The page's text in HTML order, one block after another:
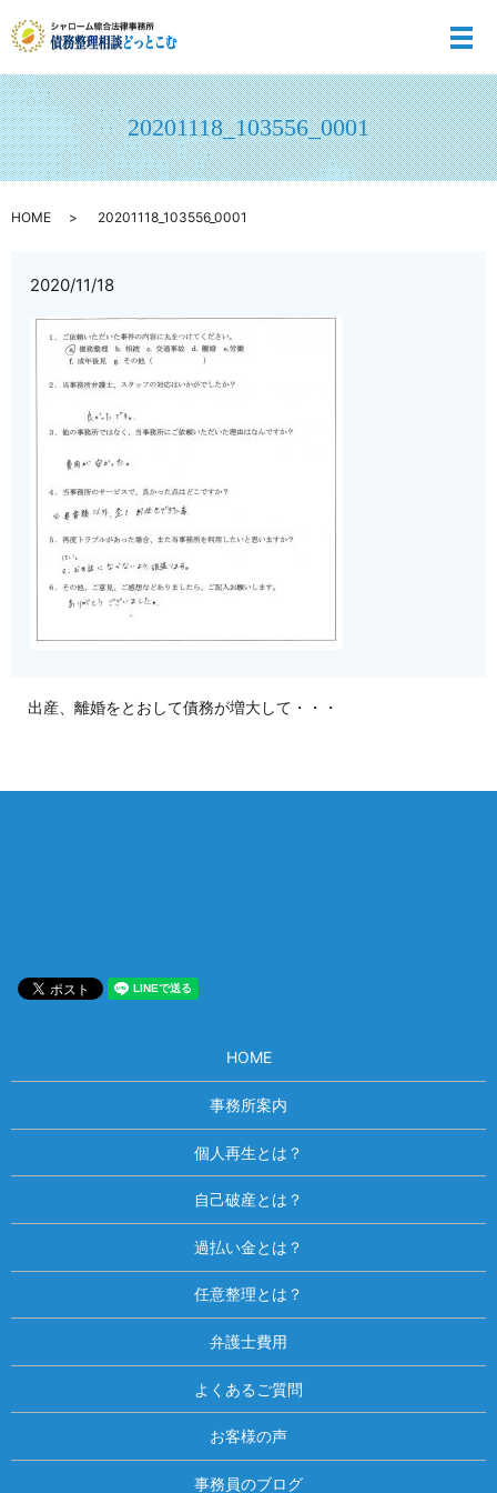
メ
20201118_103556_0001
HOME 20201118_103556_0001
2020/11/18
出産、離婚をとおして債務が増大して・・・
HOME
事務所案内
個人再生とは？
自己破産とは？
過払い金とは？
任意整理とは？
弁護士費用
よくあるご質問
お客様の声
事務員のブログ